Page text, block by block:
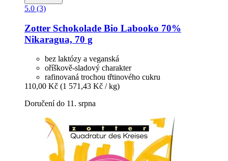
5.0 (3)
Zotter Schokolade Bio Labooko 70%
Nikaragua, 70 g
bez laktózy a veganská
oříškově-sladový charakter
rafinovaná trochou třtinového cukru
110,00 Kč (1 571,43 Kč / kg)
Doručení do 11. srpna